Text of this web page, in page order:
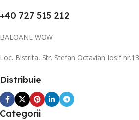
+40 727 515 212
BALOANE WOW
Loc. Bistrita, Str. Stefan Octavian Iosif nr.13
Distribuie
Categorii